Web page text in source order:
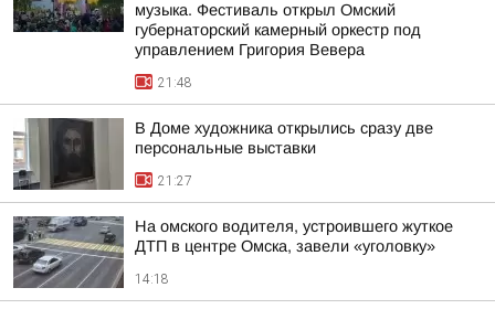
музыка. Фестиваль открыл Омский
губернаторский камерный оркестр под
управлением Григория Вевера
21:48
В Доме художника открылись сразу две
персональные выставки
21:27
На омского водителя, устроившего жуткое
ДТП в центре Омска, завели «уголовку»
14:18